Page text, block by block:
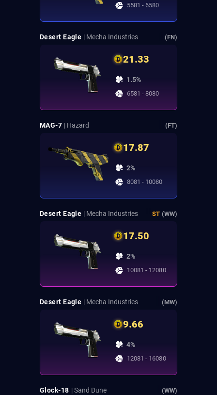
5581 - 6580
Desert Eagle | Mecha Industries (FN)
21.33
1.5%
6581 - 8080
MAG-7 | Hazard (FT)
17.87
2%
8081 - 10080
Desert Eagle | Mecha Industries ST (WW)
17.50
2%
10081 - 12080
Desert Eagle | Mecha Industries (MW)
9.66
4%
12081 - 16080
Glock-18 | Sand Dune (WW)